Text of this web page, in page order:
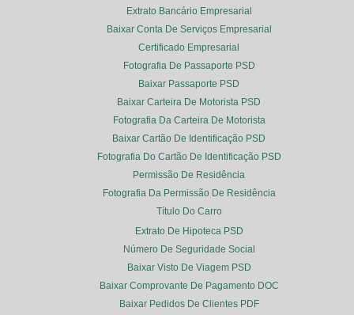
Extrato Bancário Empresarial
Baixar Conta De Serviços Empresarial
Certificado Empresarial
Fotografia De Passaporte PSD
Baixar Passaporte PSD
Baixar Carteira De Motorista PSD
Fotografia Da Carteira De Motorista
Baixar Cartão De Identificação PSD
Fotografia Do Cartão De Identificação PSD
Permissão De Residência
Fotografia Da Permissão De Residência
Título Do Carro
Extrato De Hipoteca PSD
Número De Seguridade Social
Baixar Visto De Viagem PSD
Baixar Comprovante De Pagamento DOC
Baixar Pedidos De Clientes PDF